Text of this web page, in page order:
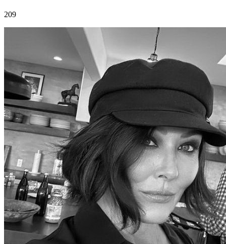
209